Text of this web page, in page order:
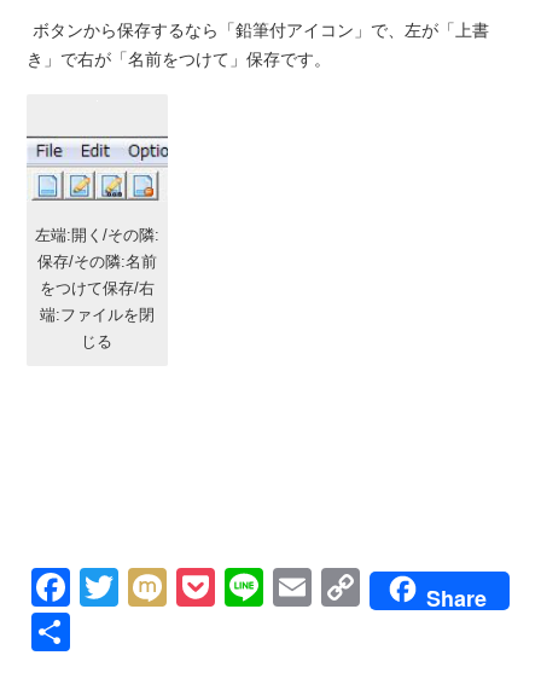
ボタンから保存するなら「鉛筆付アイコン」で、左が「上書
き」で右が「名前をつけて」保存です。
左端:開く/その隣:
保存/その隣:名前
をつけて保存/右
端:ファイルを閉
じる
Facebook
Twitter
MixiPocket
LineEmailCopyShare